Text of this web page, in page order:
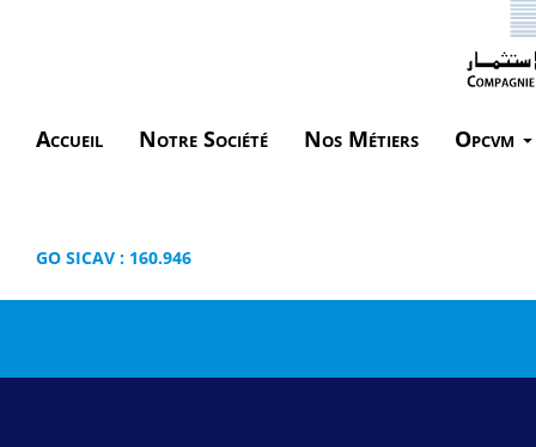
Accueil Notre Société Nos Métiers Opcvm
GO SICAV : 160.946